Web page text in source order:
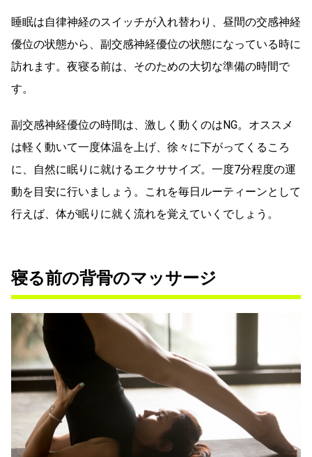
睡眠は自律神経のスイッチが入れ替わり、昼間の交感神経
優位の状態から、副交感神経優位の状態になっている時に
訪れます。夜寝る前は、そのための大切な準備の時間で
す。
副交感神経優位の時間は、激しく動くのはNG。オススメ
は軽く動いて一度体温を上げ、徐々に下がってくるころ
に、自然に眠りに就けるエクササイズ。一度7分程度の運
動を目安に行いましょう。これを毎日ルーティーンとして
行えば、体が眠りに就く流れを覚えていくでしょう。
寝る前の背骨のマッサージ